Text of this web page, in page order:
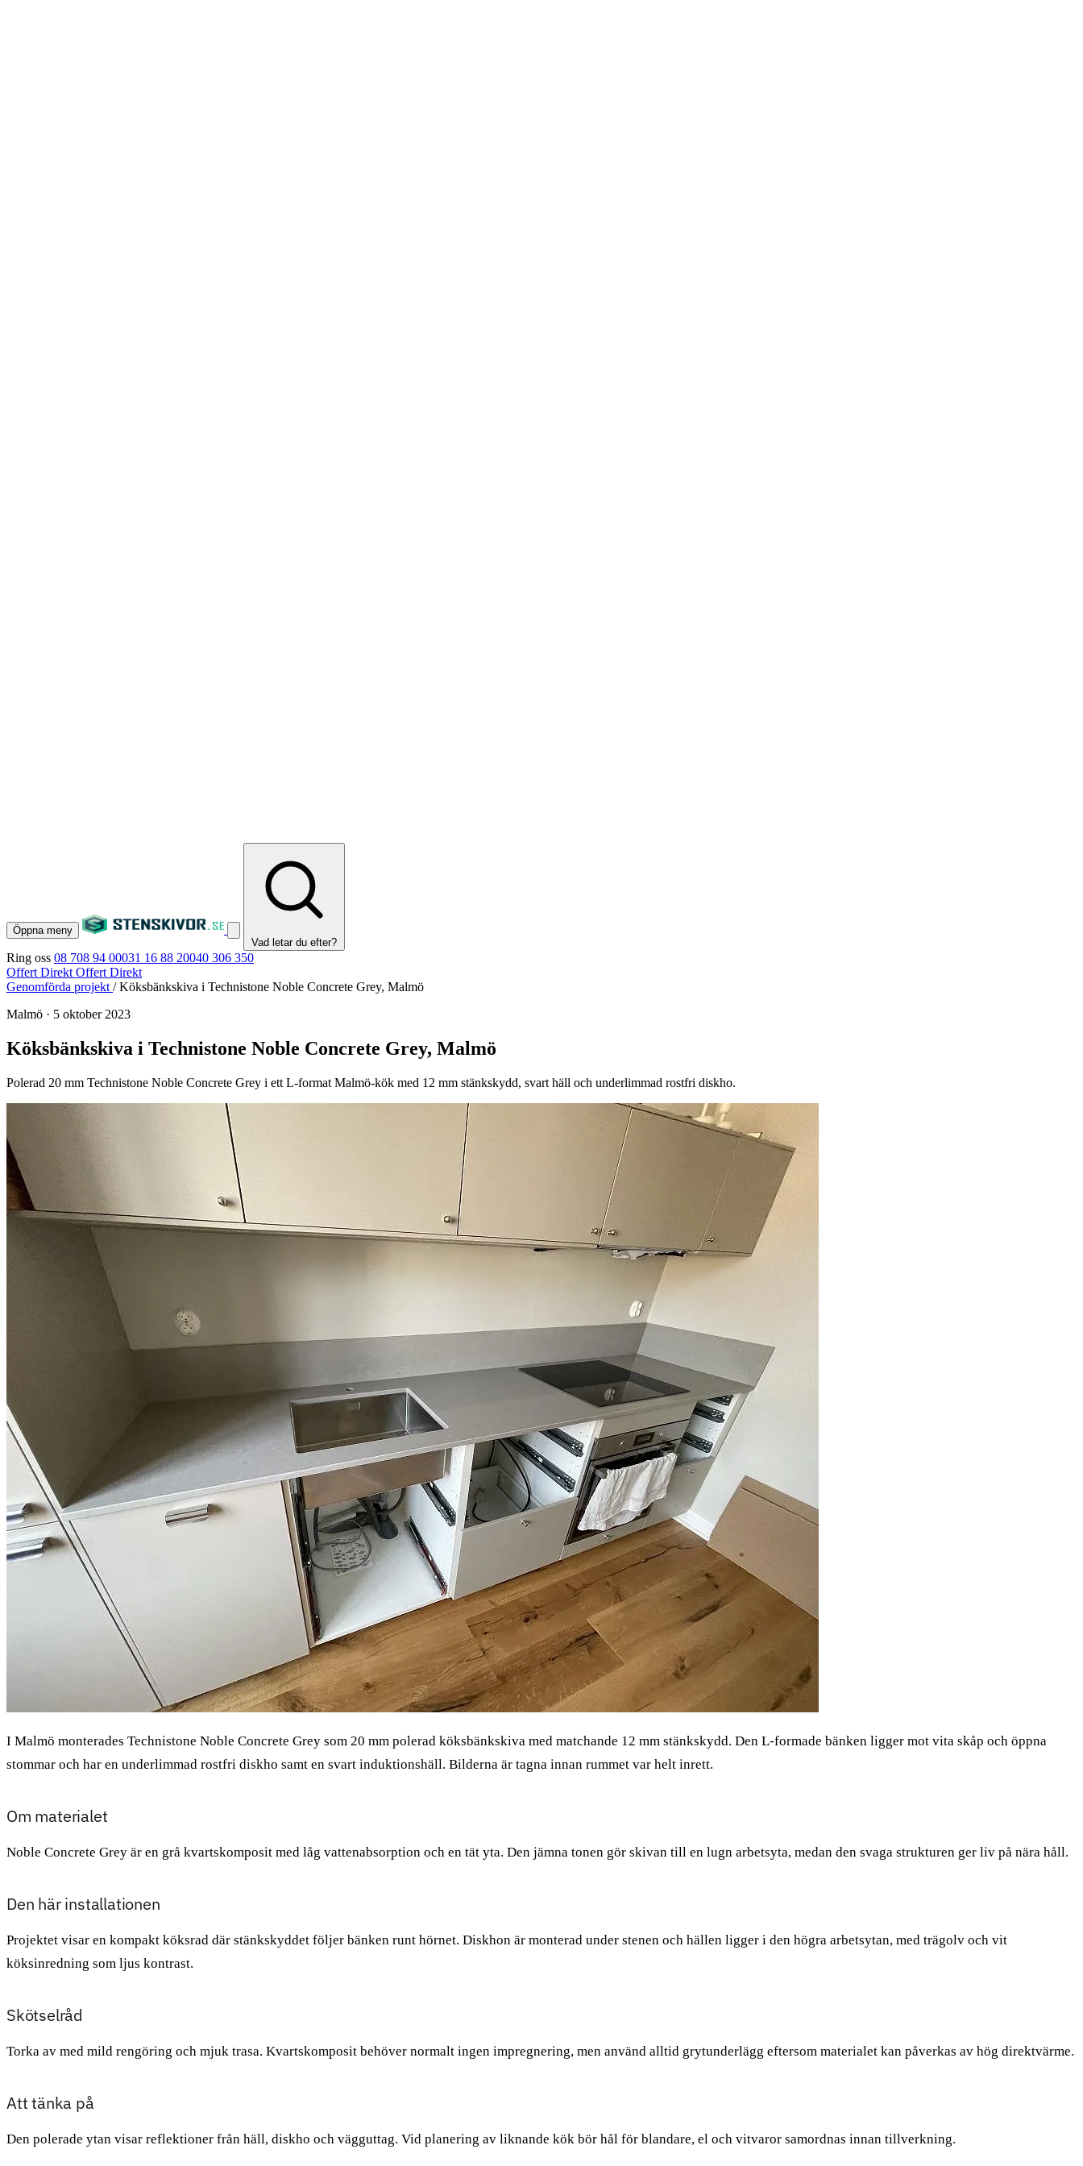
Öppna meny
Vad letar du efter?
Ring oss 08 708 94 00031 16 88 20040 306 350
Offert Direkt Offert Direkt
Genomförda projekt / Köksbänkskiva i Technistone Noble Concrete Grey, Malmö
Malmö · 5 oktober 2023
Köksbänkskiva i Technistone Noble Concrete Grey, Malmö
Polerad 20 mm Technistone Noble Concrete Grey i ett L-format Malmö-kök med 12 mm stänkskydd, svart häll och underlimmad rostfri diskho.
I Malmö monterades Technistone Noble Concrete Grey som 20 mm polerad köksbänkskiva med matchande 12 mm stänkskydd. Den L-formade bänken ligger mot vita skåp och öppna
stommar och har en underlimmad rostfri diskho samt en svart induktionshäll. Bilderna är tagna innan rummet var helt inrett.
Om materialet
Noble Concrete Grey är en grå kvartskomposit med låg vattenabsorption och en tät yta. Den jämna tonen gör skivan till en lugn arbetsyta, medan den svaga strukturen ger liv på nära håll.
Den här installationen
Projektet visar en kompakt köksrad där stänkskyddet följer bänken runt hörnet. Diskhon är monterad under stenen och hällen ligger i den högra arbetsytan, med trägolv och vit
köksinredning som ljus kontrast.
Skötselråd
Torka av med mild rengöring och mjuk trasa. Kvartskomposit behöver normalt ingen impregnering, men använd alltid grytunderlägg eftersom materialet kan påverkas av hög direktvärme.
Att tänka på
Den polerade ytan visar reflektioner från häll, diskho och vägguttag. Vid planering av liknande kök bör hål för blandare, el och vitvaror samordnas innan tillverkning.